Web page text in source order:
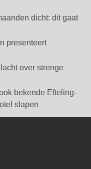
dicht: dit gaat
presenteert
over strenge
bekende Efteling-
slapen